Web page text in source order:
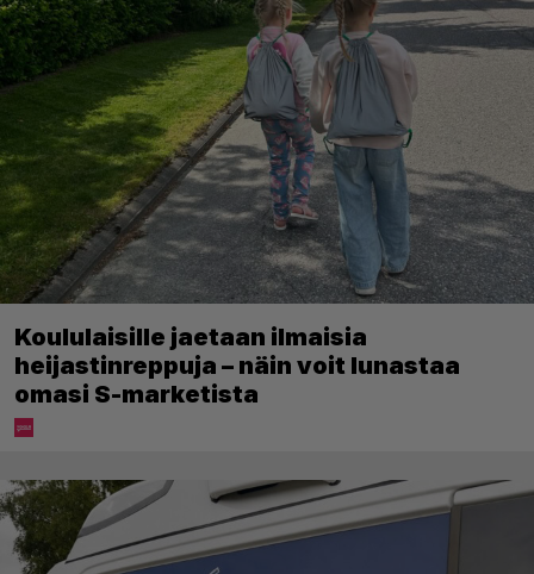
Koululaisille jaetaan ilmaisia
heijastinreppuja – näin voit lunastaa
omasi S-marketista